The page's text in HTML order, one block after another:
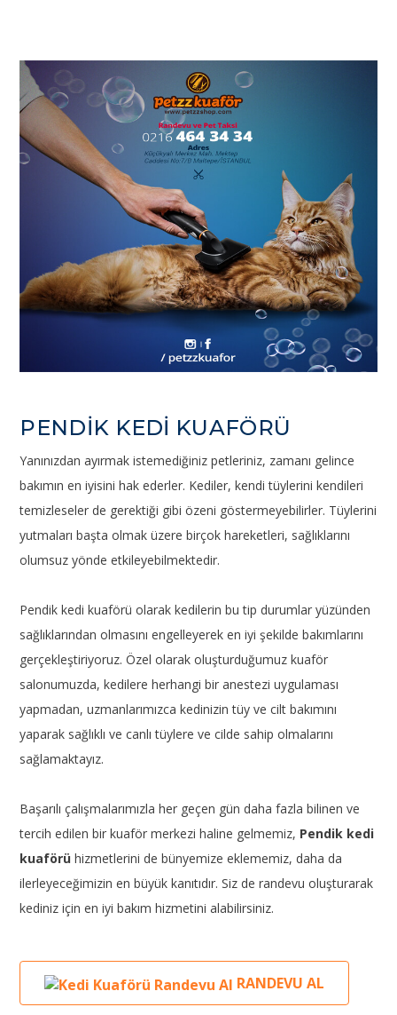
PENDİK KEDİ KUAFÖRÜ
Yanınızdan ayırmak istemediğiniz petleriniz, zamanı gelince
bakımın en iyisini hak ederler. Kediler, kendi tüylerini kendileri
temizleseler de gerektiği gibi özeni göstermeyebilirler. Tüylerini
yutmaları başta olmak üzere birçok hareketleri, sağlıklarını
olumsuz yönde etkileyebilmektedir.
Pendik kedi kuaförü olarak kedilerin bu tip durumlar yüzünden
sağlıklarından olmasını engelleyerek en iyi şekilde bakımlarını
gerçekleştiriyoruz. Özel olarak oluşturduğumuz kuaför
salonumuzda, kedilere herhangi bir anestezi uygulaması
yapmadan, uzmanlarımızca kedinizin tüy ve cilt bakımını
yaparak sağlıklı ve canlı tüylere ve cilde sahip olmalarını
sağlamaktayız.
Başarılı çalışmalarımızla her geçen gün daha fazla bilinen ve
tercih edilen bir kuaför merkezi haline gelmemiz, Pendik kedi
kuaförühizmetlerini de bünyemize eklememiz, daha da
ilerleyeceğimizin en büyük kanıtıdır. Siz de randevu oluşturarak
kediniz için en iyi bakım hizmetini alabilirsiniz.
RANDEVU AL